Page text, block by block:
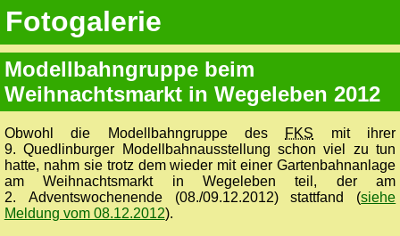
Fotogalerie
Modellbahngruppe beim
Weihnachtsmarkt in Wegeleben 2012
Obwohl die Modellbahngruppe des FKS mit ihrer
9. Quedlinburger Modellbahnausstellung schon viel zu tun
hatte, nahm sie trotz dem wieder mit einer Gartenbahnanlage
am Weihnachtsmarkt in Wegeleben teil, der am
2. Adventswochenende (08./09.12.2012) stattfand (siehe
Meldung vom 08.12.2012).